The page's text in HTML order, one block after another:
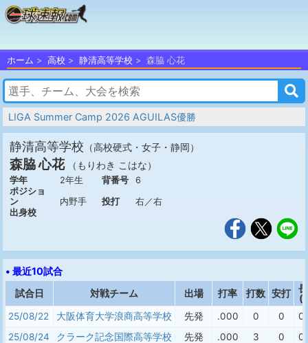
ホーム 高校 静清高等学校 森脇 心花
LIGA Summer Camp 2026 AGUILAS優勝
静清高等学校 （高校硬式・女子・静岡）
森脇 心花 （もりわき こはな）
学年 2年生 背番号
6
ポジショ
ン
内野手 投打
右／右
出身校
• 最近10試合
試合日 対戦チーム 出場 打率 打数 安打
(
25/08/22
大阪体育大学浪商高等学校 先発 .000 0 0
25/08/24
クラーク記念国際高等学校 先発 .000 3 0